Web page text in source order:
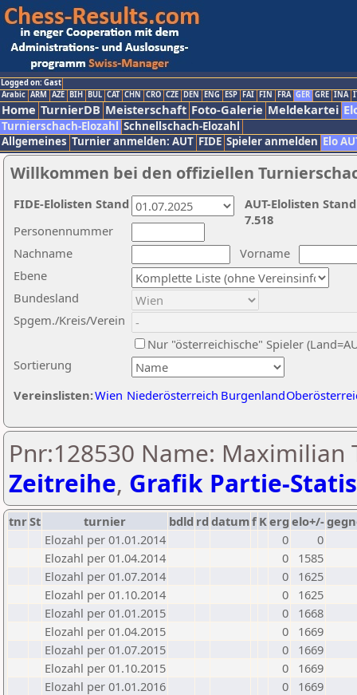
Logged on: Gast
Arabic ARM AZE BIH BUL CAT CHN CRO CZE DEN ENG ESP FAI FIN FRA GER GRE INA
Home TurnierDB Meisterschaft Foto-Galerie Meldekartei
Turnierschach-Elozahl Schnellschach-Elozahl
Allgemeines Turnier anmelden: AUT FIDE Spieler anmelden Elo
Willkommen bei den offiziellen
Nachname
Vorname
Ebene
Sortierung
Personennummer
Bundesland
Spgem./Kreis/Verein
Nur "österreichische" Spieler
Vereinslisten:Wien Niederösterreich Burgenland
AUT-Elolisten
7.518
FIDE-Elolisten Stand
Pnr:128530 Name: Maximilian
Zeitreihe, Grafik Partie-
tnrSt turnier bdld rd datumf Kerg elo+/-
Elozahl per 01.01.2014
0
0
Elozahl per 01.04.2014
0
1585
Elozahl per 01.07.2014
0
1625
Elozahl per 01.10.2014
0
1625
Elozahl per 01.01.2015
0
1668
Elozahl per 01.04.2015
0
1669
Elozahl per 01.07.2015
0
1669
Elozahl per 01.10.2015
0
1669
Elozahl per 01.01.2016
0
1669